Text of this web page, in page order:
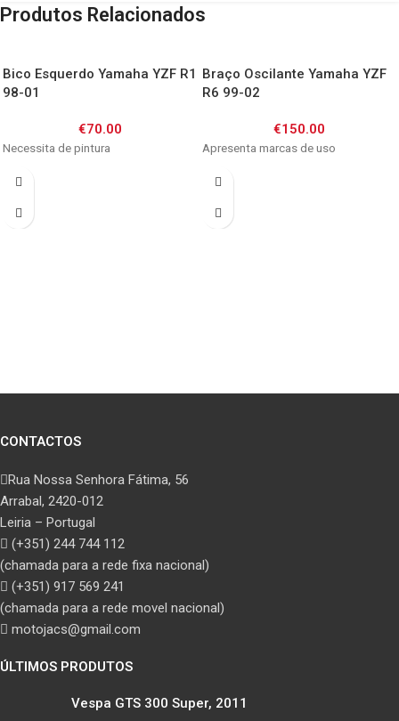
Produtos Relacionados
Bico Esquerdo Yamaha YZF R1
98-01
€70.00
Necessita de pintura
Braço Oscilante Yamaha YZF
R6 99-02
€150.00
Apresenta marcas de uso
CONTACTOS
Rua Nossa Senhora Fátima, 56
Arrabal, 2420-012
Leiria – Portugal
(+351) 244 744 112
(chamada para a rede fixa nacional)
(+351) 917 569 241
(chamada para a rede movel nacional)
motojacs@gmail.com
ÚLTIMOS PRODUTOS
Vespa GTS 300 Super, 2011